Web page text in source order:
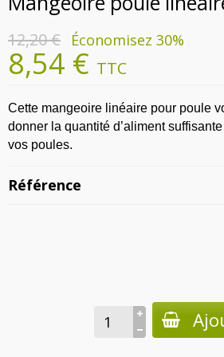
12,20 € Économisez 30%
8,54 € TTC
Cette mangeoire linéaire pour poule
donner la quantité d’aliment
vos poules.
Référence